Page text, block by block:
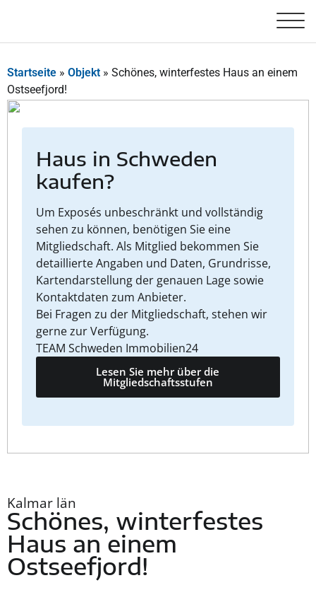
Startseite » Objekt » Schönes, winterfestes Haus an einem
Ostseefjord!
Haus in Schweden
kaufen?
Um Exposés unbeschränkt und vollständig
sehen zu können, benötigen Sie eine
Mitgliedschaft. Als Mitglied bekommen Sie
detaillierte Angaben und Daten, Grundrisse,
Kartendarstellung der genauen Lage sowie
Kontaktdaten zum Anbieter.
Bei Fragen zu der Mitgliedschaft, stehen wir
gerne zur Verfügung.
TEAM Schweden Immobilien24
Lesen Sie mehr über die
Mitgliedschaftsstufen
Kalmar län
Schönes, winterfestes
Haus an einem
Ostseefjord!